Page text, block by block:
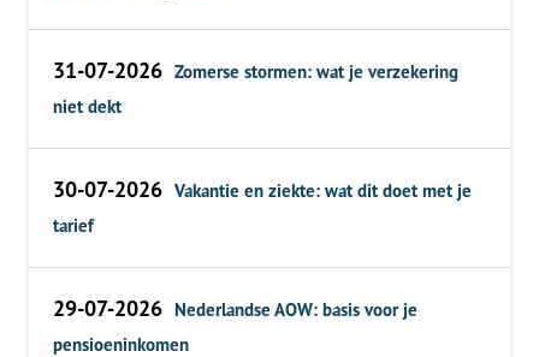
31-07-2026 Zomerse stormen: wat je verzekering
niet dekt
30-07-2026 Vakantie en ziekte: wat dit doet met je
tarief
29-07-2026 Nederlandse AOW: basis voor je
pensioeninkomen